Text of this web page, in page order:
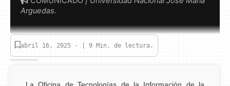
Arguedas.
abril 16, 2025 - | 9 Min. de lectura.